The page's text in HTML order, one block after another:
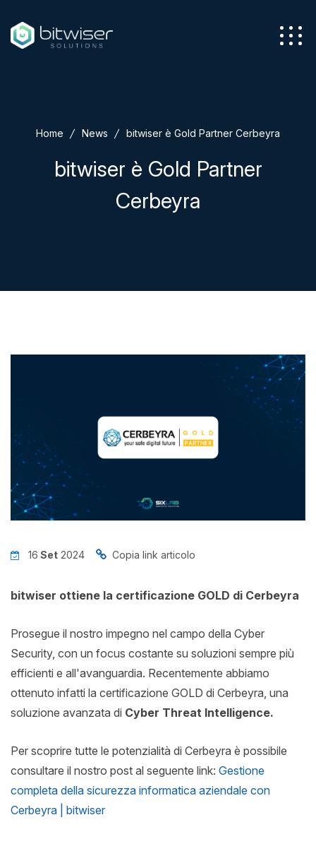
Servizi
Contatti
Jobs
Home News bitwiser è Gold Partner Cerbeyra
bitwiser è Gold Partner
Cerbeyra
16 Set 2024 Copia link articolo
bitwiser ottiene la certificazione GOLD di Cerbeyra
Prosegue il nostro impegno nel campo della Cyber
Security, con un focus costante su soluzioni sempre più
efficienti e all'avanguardia. Recentemente abbiamo
ottenuto infatti la certificazione GOLD di Cerbeyra, una
soluzione avanzata di Cyber Threat Intelligence.
Per scoprire tutte le potenzialità di Cerbeyra è possibile
consultare il nostro post al seguente link: Gestione
completa della sicurezza informatica aziendale con
Cerbeyra | bitwiser